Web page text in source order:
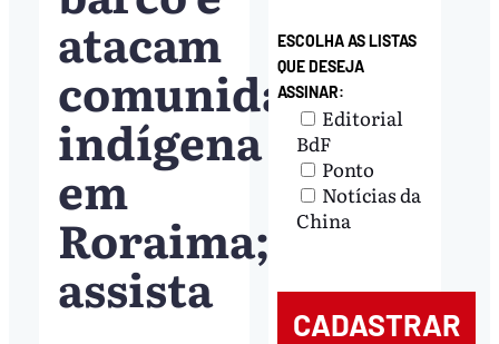
atacam
comunidade
indígena
em
Roraima;
assista
ESCOLHA AS LISTAS
QUE DESEJA
ASSINAR:
Editorial
BdF
Ponto
Notícias da
China